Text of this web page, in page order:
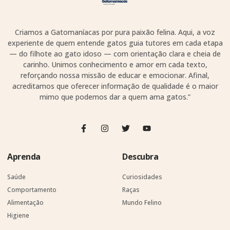
Criamos a Gatomaníacas por pura paixão felina. Aqui, a voz
experiente de quem entende gatos guia tutores em cada etapa
— do filhote ao gato idoso — com orientação clara e cheia de
carinho. Unimos conhecimento e amor em cada texto,
reforçando nossa missão de educar e emocionar. Afinal,
acreditamos que oferecer informação de qualidade é o maior
mimo que podemos dar a quem ama gatos.”
Aprenda
Saúde
Comportamento
Alimentação
Higiene
Descubra
Curiosidades
Raças
Mundo Felino